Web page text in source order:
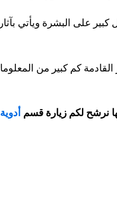
على البشرة ويأتي
كم كبير من
نرشح لكم زيارة قسم